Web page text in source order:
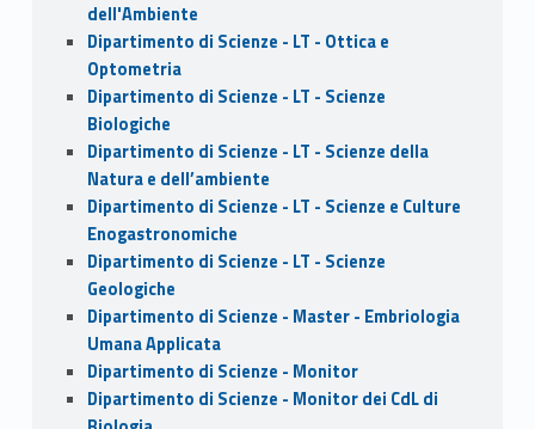
dell'Ambiente
Dipartimento di Scienze - LT - Ottica e
Optometria
Dipartimento di Scienze - LT - Scienze
Biologiche
Dipartimento di Scienze - LT - Scienze della
Natura e dell’ambiente
Dipartimento di Scienze - LT - Scienze e Culture
Enogastronomiche
Dipartimento di Scienze - LT - Scienze
Geologiche
Dipartimento di Scienze - Master - Embriologia
Umana Applicata
Dipartimento di Scienze - Monitor
Dipartimento di Scienze - Monitor dei CdL di